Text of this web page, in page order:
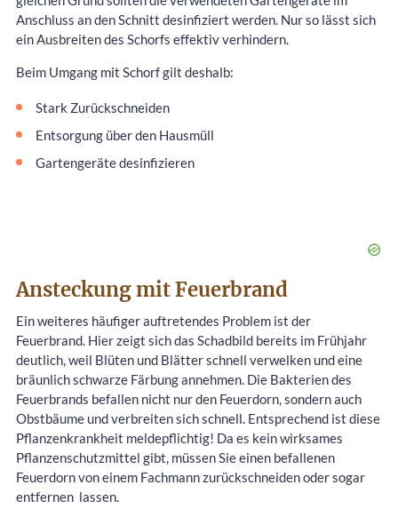
Anschluss an den Schnitt desinfiziert werden. Nur so lässt sich
ein Ausbreiten des Schorfs effektiv verhindern.
Beim Umgang mit Schorf gilt deshalb:
Stark Zurückschneiden
Entsorgung über den Hausmüll
Gartengeräte desinfizieren
Ansteckung mit Feuerbrand
Ein weiteres häufiger auftretendes Problem ist der
Feuerbrand. Hier zeigt sich das Schadbild bereits im Frühjahr
deutlich, weil Blüten und Blätter schnell verwelken und eine
bräunlich schwarze Färbung annehmen. Die Bakterien des
Feuerbrands befallen nicht nur den Feuerdorn, sondern auch
Obstbäume und verbreiten sich schnell. Entsprechend ist diese
Pflanzenkrankheit meldepflichtig! Da es kein wirksames
Pflanzenschutzmittel gibt, müssen Sie einen befallenen
Feuerdorn von einem Fachmann zurückschneiden oder sogar
entfernen lassen.